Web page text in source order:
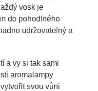
vosk je
do pohodlného
udržovatelný a
a vy si tak sami
aromalampy
svou vůni